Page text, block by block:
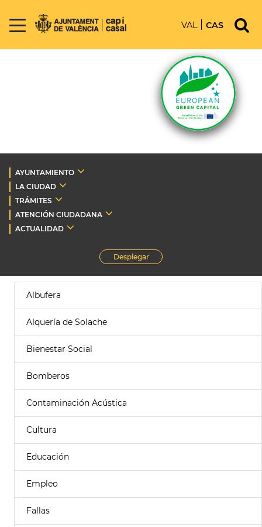
VAL CAS
AYUNTAMIENTO
LA CIUDAD
TRÁMITES
ATENCIÓN CIUDADANA
ACTUALIDAD
Desplegar
Albufera
Alquería de Solache
Bienestar Social
Bomberos
Contaminación Acústica
Cultura
Educación
Empleo
Fallas